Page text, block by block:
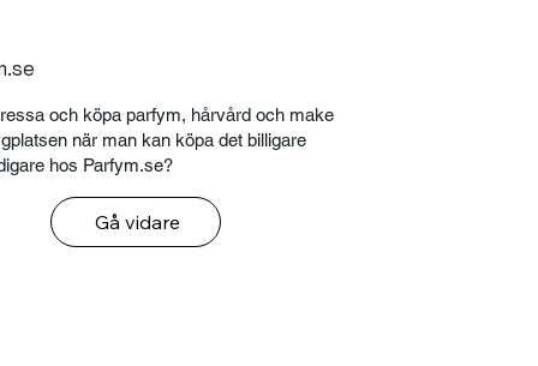
och köpa parfym, hårvård och make
när man kan köpa det billigare
hos Parfym.se?
Gå vidare